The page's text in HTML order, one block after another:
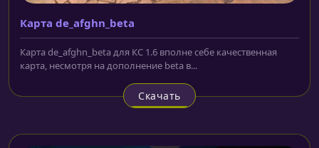
Карта de_afghn_beta
Карта de_afghn_beta для КС 1.6 вполне себе качественная
карта, несмотря на дополнение beta в...
Скачать